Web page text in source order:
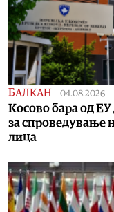
БАЛКАН | 04.08.2026
Косово бара од
за спроведување
лица